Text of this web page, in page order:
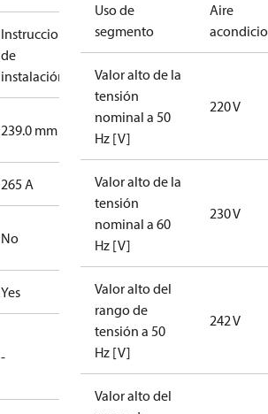
Instrucciones
de
instalación
239.0 mm
265 A
No
Yes
-
Uso de
segmento
Aire
Valor alto de la
tensión
nominal a 50
Hz [V]
220 V
Valor alto de la
tensión
nominal a 60
Hz [V]
230 V
Valor alto del
rango de
tensión a 50
Hz [V]
242 V
Valor alto del